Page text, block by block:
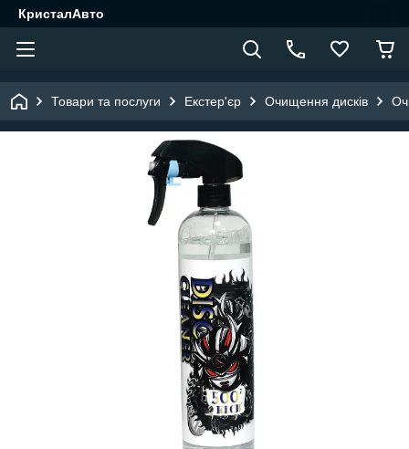
КристалАвто
Товари та послуги Екстер'єр Очищення дисків